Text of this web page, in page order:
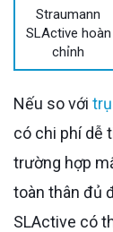
Straumann
SLActive hoàn
chỉnh
Nếu so với
có chi phí dễ
trường hợp
toàn thân đủ
SLActive có